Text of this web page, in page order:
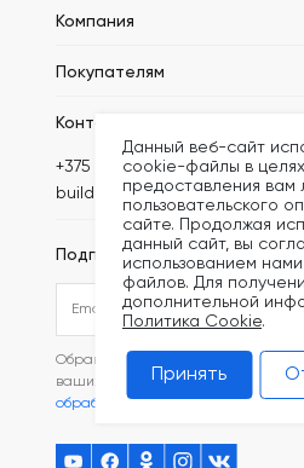
Компания
Покупателям
Контакты
+375 (44) 749-20-52
build@kronex-company.by
Подписаться на рассылку
Обращаясь в наш магазин, вы
ваших
персональных данных и
обработки файлов Cookie.
Данный веб-сайт
cookie-файлы в целях
предоставления вам
пользовательского
сайте. Продолжая
данный сайт, вы
использованием
файлов. Для
дополнительной
Политика Cookie.
Принять